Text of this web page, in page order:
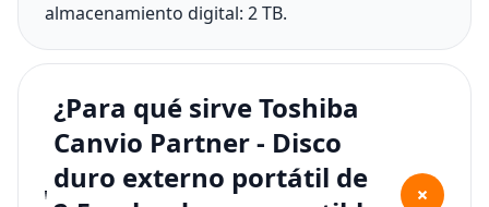
almacenamiento digital: 2 TB.
¿Para qué sirve Toshiba
Canvio Partner - Disco
duro externo portátil de
+